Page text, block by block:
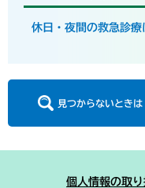
休日・夜間の救急診療
見つからないときは
個人情報の取